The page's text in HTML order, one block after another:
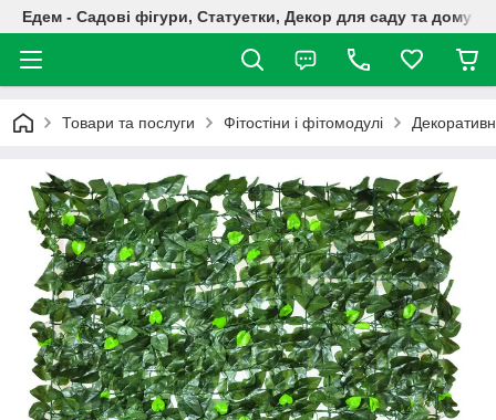
Едем - Садові фігури, Статуетки, Декор для саду та дому
Товари та послуги Фітостіни і фітомодулі